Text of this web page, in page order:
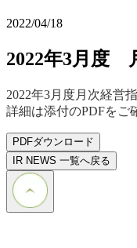
2022/04/18
2022年3月度
2022年3月度月次経営
詳細は添付のPDFをご
PDFダウンロード
IR NEWS 一覧へ戻る